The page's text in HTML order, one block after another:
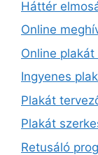
Háttér
Online
Online
Ingyenes
Plakát
Plakát
Retusáló